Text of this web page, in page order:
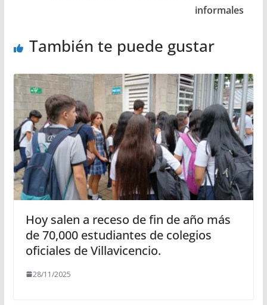
informales
También te puede gustar
Hoy salen a receso de fin de año más
de 70,000 estudiantes de colegios
oficiales de Villavicencio.
28/11/2025